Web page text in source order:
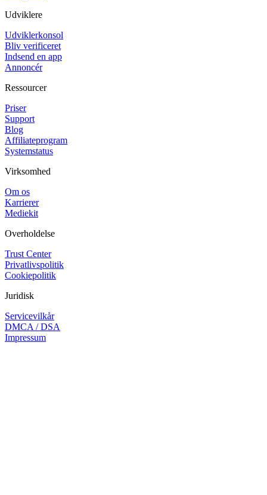
Udviklere
Udviklerkonsol
Bliv verificeret
Indsend en app
Annoncér
Ressourcer
Priser
Support
Blog
Affiliateprogram
Systemstatus
Virksomhed
Om os
Karrierer
Mediekit
Overholdelse
Trust Center
Privatlivspolitik
Cookiepolitik
Juridisk
Servicevilkår
DMCA / DSA
Impressum